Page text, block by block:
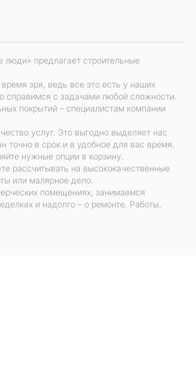
предлагает строительные
зря, ведь все это есть у наших
справимся с задачами любой сложности.
покрытий – специалистам компании
услуг. Это выгодно выделяет нас
точно в срок и в удобное для вас время.
нужные опции в корзину.
рассчитывать на высококачественные
или малярное дело.
помещениях, занимаемся
и надолго – о ремонте. Работы,